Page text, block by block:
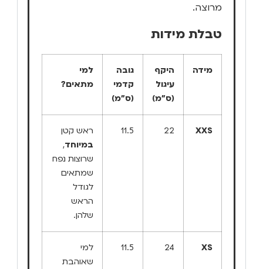
מרוצה.
טבלת מידות
מידה
היקף
עיגול
(ס"מ)
גובה
קדמי
(ס"מ)
למי
מתאים?
XXS
22
11.5
ראש קטן
במיוחד,
שרוצות נפח
שמתאים
לגודל
הראש
שלהן.
XS
24
11.5
למי
שאוהבת